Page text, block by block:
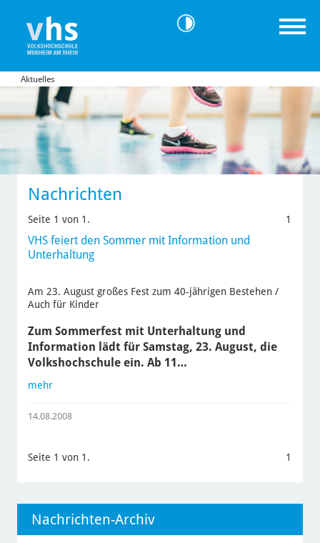
Aktuelles
Nachrichten
Seite 1 von 1. 1
VHS feiert den Sommer mit Information und
Unterhaltung
Am 23. August großes Fest zum 40-jährigen Bestehen /
Auch für Kinder
Zum Sommerfest mit Unterhaltung und
Information lädt für Samstag, 23. August, die
Volkshochschule ein. Ab 11…
mehr
14.08.2008
Seite 1 von 1. 1
Nachrichten-Archiv